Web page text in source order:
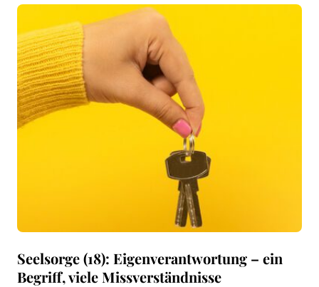
Seelsorge (18): Eigenverantwortung – ein
Begriff, viele Missverständnisse